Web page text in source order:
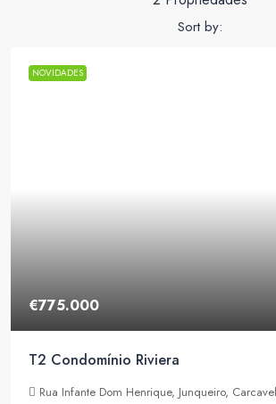
Sort by:
NOVIDADES
€775.000
T2 Condomínio Riviera
Rua Infante Dom Henrique, Junqueiro,